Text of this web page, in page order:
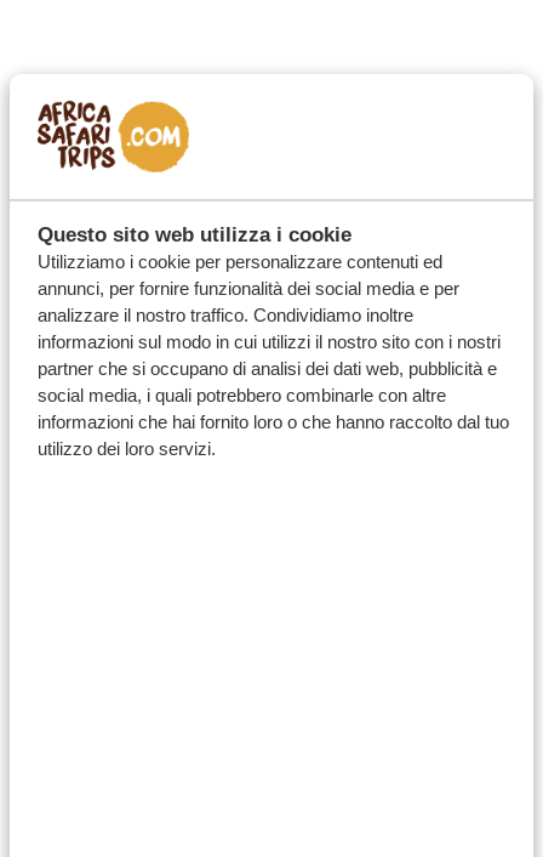
Questo sito web utilizza i cookie
Utilizziamo i cookie per personalizzare contenuti ed
annunci, per fornire funzionalità dei social media e per
analizzare il nostro traffico. Condividiamo inoltre
informazioni sul modo in cui utilizzi il nostro sito con i nostri
partner che si occupano di analisi dei dati web, pubblicità e
social media, i quali potrebbero combinarle con altre
informazioni che hai fornito loro o che hanno raccolto dal tuo
utilizzo dei loro servizi.
In auto o in aereo?
combinazione di trasferimenti su strada e voli con
piccoli aerei. Alcune zone safari sono facilmente
raggiungibili in auto, mentre i campi più remoti si
raggiungono solitamente in aereo.Non sai quale sia la
soluzione migliore per il tuo itinerario? I nostri
consulenti di viaggio possono aiutarti a pianificare la
combinazione ottimale di trasferimenti su strada e voli,